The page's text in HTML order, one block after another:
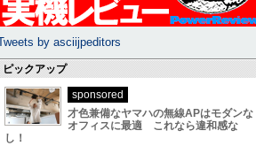
by asciijpeditors
ピックアップ
sponsored
才色兼備なヤマハの無線APはモダンな
オフィスに最適 これなら違和感な
し！